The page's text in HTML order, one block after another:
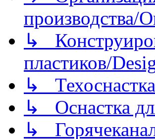
производства/
↳
пластиков/
↳
↳ Оснастка
↳